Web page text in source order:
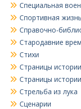
Специальная
Спортивная
Справочно-
Стародавние
Стихи
Страницы
Страницы
Стрельба из лука
Сценарии